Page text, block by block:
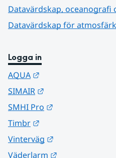
Datavärdskap, oceanografi
Datavärdskap för
Logga in
AQUA
SIMAIR
SMHI Pro
Timbr
Vinterväg
Väderlarm